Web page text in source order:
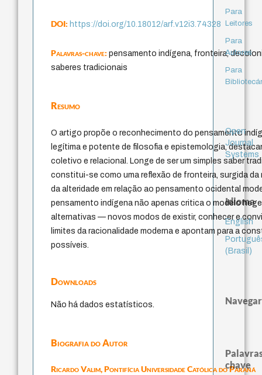
DOI:https://doi.org/10.18012/arf.v12i3.74328
Palavras-chave:pensamento indígena, fronteira,
saberes tradicionais
Resumo
O artigo propõe o reconhecimento do pensamento
legítima e potente de filosofia e epistemologia,
coletivo e relacional. Longe de ser um simples saber
constitui-se como uma reflexão de fronteira, surgida
da alteridade em relação ao pensamento ocidental
pensamento indígena não apenas critica o modelo
alternativas — novos modos de existir, conhecer e
limites da racionalidade moderna e apontam para a
possíveis.
Downloads
Não há dados estatísticos.
Biografia do Autor
Ricardo Valim,Pontifícia Universidade Católica do Paraná
Para
Leitores
Para
Autores
Para
Open
Journal
Systems
Idioma
English
(Brasil)
Navegar
chave